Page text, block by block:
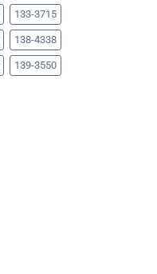
133-3715
138-4338
139-3550